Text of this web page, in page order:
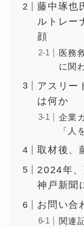
藤中琢也
ルトレー
顔
医務
に関
アスリー
は何か
企業
「人
取材後、
2024年
神戸新聞
お問い合
関連